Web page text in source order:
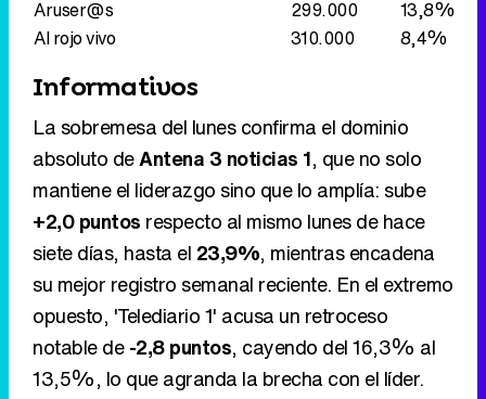
absoluto de
Antena 3 noticias 1, que no solo
mantiene el liderazgo sino que lo amplía: sube
+2,0 puntos respecto al mismo lunes de hace
siete días, hasta el23,9%
su mejor registro semanal reciente. En el extremo
opuesto, 'Telediario 1' acusa un retroceso
notable de-2,8 puntos, cayendo del 16,3% al
13,5%, lo que agranda la brecha con el líder.
'Informativos Telecinco 15:00' se mantiene
prácticamente plano (-0,1 puntos), sin capacidad
de reacción pero también sin hundirse.
Eliminar anuncios